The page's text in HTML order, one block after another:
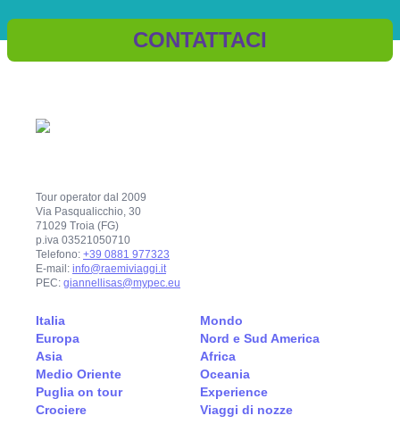
CONTATTACI
Tour operator dal 2009
Via Pasqualicchio, 30
71029 Troia (FG)
p.iva 03521050710
Telefono: +39 0881 977323
E-mail: info@raemiviaggi.it
PEC: giannellisas@mypec.eu
Italia
Mondo
Europa
Nord e Sud America
Asia
Africa
Medio Oriente
Oceania
Puglia on tour
Experience
Crociere
Viaggi di nozze